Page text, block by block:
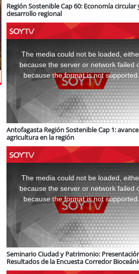
Región Sostenible Cap 60: Economía circular
desarrollo regional
window.
The media could not be loaded,
because the server or network failed
because the format is not supported.
Antofagasta Región Sostenible Cap 1:
agricultura en la región
window.
The media could not be loaded,
because the server or network failed
because the format is not supported.
Seminario Ciudad y Patrimonio:
Resultados de la Encuesta Corredor
logística e infraestructura ferroviaria